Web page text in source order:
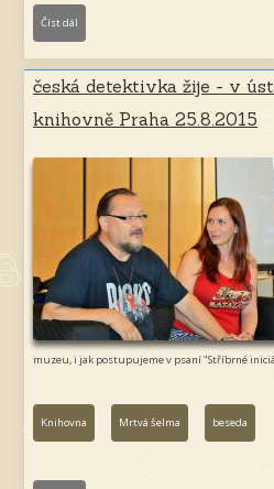
Číst dál
n
v
-
t
š
e
l
a
v
česká detektivka žije - v
knihovně Praha 25.8.2015
muzeu, i jak postupujeme v psaní "Stříbrné
Knihovna Mrtvá šelma beseda